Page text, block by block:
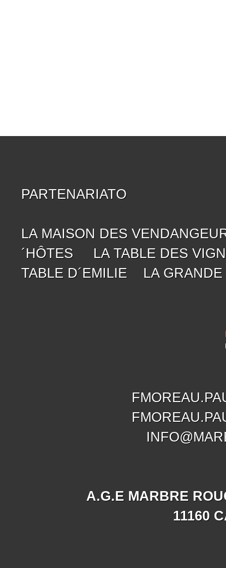
PARTENARIATO
LA MAISON DES
´HÔTES
LA TABLE DES
TABLE D´EMILIE
LA
A.G.E MARBRE
11160